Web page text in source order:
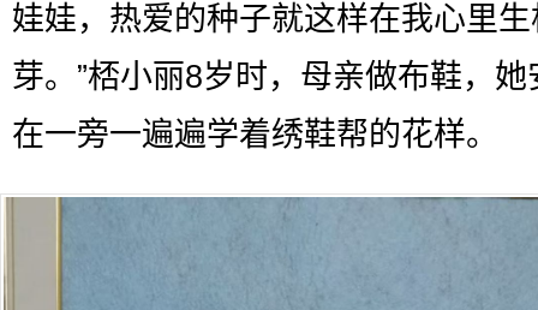
娃娃，热爱的种子就这样在我心里
芽。”桮小丽8岁时，母亲做布鞋，她
在一旁一遍遍学着绣鞋帮的花样。